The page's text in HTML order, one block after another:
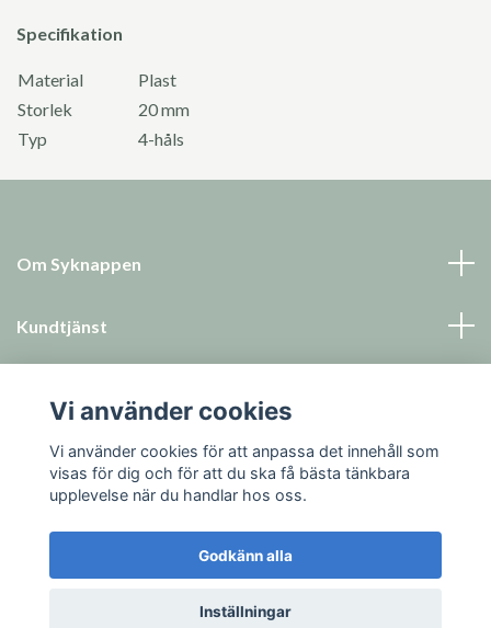
Specifikation
Material
Plast
Storlek
20 mm
Typ
4-håls
Om Syknappen
Kundtjänst
Sociala medier
© 2026 Syknappen
Vi använder cookies
Vi använder cookies för att anpassa det innehåll som
visas för dig och för att du ska få bästa tänkbara
upplevelse när du handlar hos oss.
Godkänn alla
Inställningar